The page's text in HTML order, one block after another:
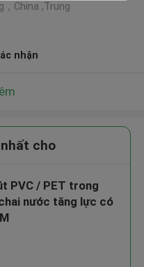
China ,Trung
nhận
cho
PVC / PET trong
nước tăng lực có